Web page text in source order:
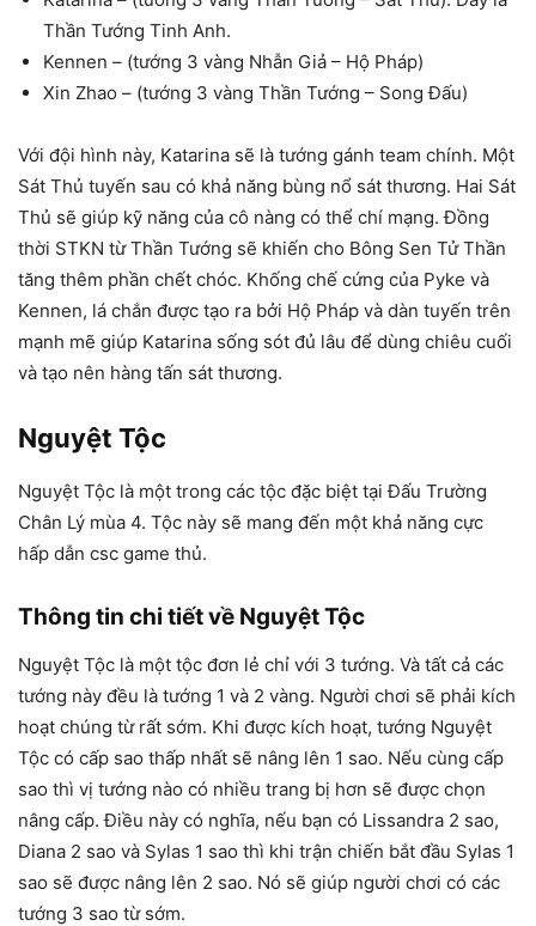
Thần Tướng Tinh Anh.
Kennen – (tướng 3 vàng Nhẫn Giả – Hộ Pháp)
Xin Zhao – (tướng 3 vàng Thần Tướng – Song Đấu)
Với đội hình này, Katarina sẽ là tướng gánh team chính. Một
Sát Thủ tuyến sau có khả năng bùng nổ sát thương. Hai Sát
Thủ sẽ giúp kỹ năng của cô nàng có thể chí mạng. Đồng
thời STKN từ Thần Tướng sẽ khiến cho Bông Sen Tử Thần
tăng thêm phần chết chóc. Khống chế cứng của Pyke và
Kennen, lá chắn được tạo ra bởi Hộ Pháp và dàn tuyến trên
mạnh mẽ giúp Katarina sống sót đủ lâu để dùng chiêu cuối
và tạo nên hàng tấn sát thương.
Nguyệt Tộc
Nguyệt Tộc là một trong các tộc đặc biệt tại Đấu Trường
Chân Lý mùa 4. Tộc này sẽ mang đến một khả năng cực
hấp dẫn csc game thủ.
Thông tin chi tiết về Nguyệt Tộc
Nguyệt Tộc là một tộc đơn lẻ chỉ với 3 tướng. Và tất cả các
tướng này đều là tướng 1 và 2 vàng. Người chơi sẽ phải kích
hoạt chúng từ rất sớm. Khi được kích hoạt, tướng Nguyệt
Tộc có cấp sao thấp nhất sẽ nâng lên 1 sao. Nếu cùng cấp
sao thì vị tướng nào có nhiều trang bị hơn sẽ được chọn
nâng cấp. Điều này có nghĩa, nếu bạn có Lissandra 2 sao,
Diana 2 sao và Sylas 1 sao thì khi trận chiến bắt đầu Sylas 1
sao sẽ được nâng lên 2 sao. Nó sẽ giúp người chơi có các
tướng 3 sao từ sớm.